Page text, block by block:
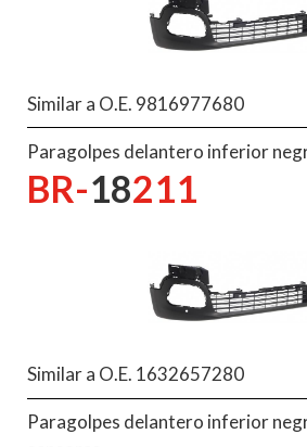
Similar a O.E. 9816977680
Paragolpes delantero inferior
BR-18211
Similar a O.E. 1632657280
Paragolpes delantero inferior